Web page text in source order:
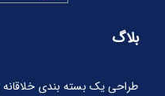
بلاگ
طراحی یک بسته بندی خلاقانه